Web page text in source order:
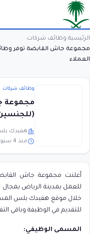
الرئيسية وظائف شركات
مجموعة جاش القابضة توفر
العملاء
وظائف شركات
مجموعة
هفيدك
منذ 4 سنوات
أعلنت مجموعة جاش
للعمل بمدينة الرياض
خلال موقع هفيدك بلس
للتقديم في الوظيفة وباقي
المسمى الوظيفي: